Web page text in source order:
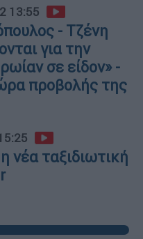
13:55
- Τζένη
για την
σε είδον» -
προβολής της
νέα ταξιδιωτική